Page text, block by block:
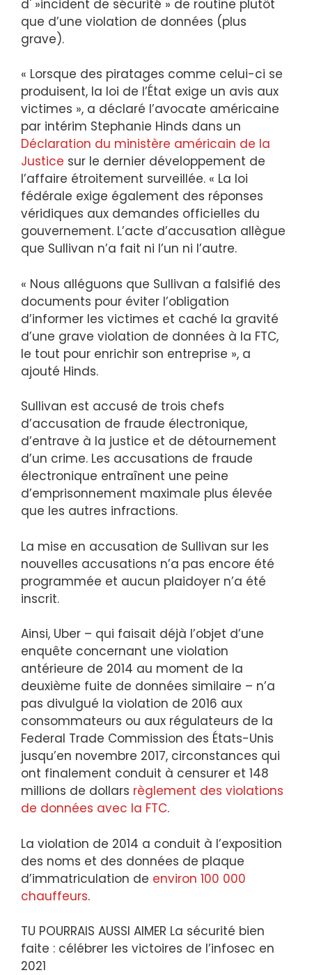
d' »incident de sécurité » de routine plutôt
que d’une violation de données (plus
grave).
« Lorsque des piratages comme celui-ci se
produisent, la loi de l’État exige un avis aux
victimes », a déclaré l’avocate américaine
par intérim Stephanie Hinds dans un
Déclaration du ministère américain de la
Justice sur le dernier développement de
l’affaire étroitement surveillée. « La loi
fédérale exige également des réponses
véridiques aux demandes officielles du
gouvernement. L’acte d’accusation allègue
que Sullivan n’a fait ni l’un ni l’autre.
« Nous alléguons que Sullivan a falsifié des
documents pour éviter l’obligation
d’informer les victimes et caché la gravité
d’une grave violation de données à la FTC,
le tout pour enrichir son entreprise », a
ajouté Hinds.
Sullivan est accusé de trois chefs
d’accusation de fraude électronique,
d’entrave à la justice et de détournement
d’un crime. Les accusations de fraude
électronique entraînent une peine
d’emprisonnement maximale plus élevée
que les autres infractions.
La mise en accusation de Sullivan sur les
nouvelles accusations n’a pas encore été
programmée et aucun plaidoyer n’a été
inscrit.
Ainsi, Uber – qui faisait déjà l’objet d’une
enquête concernant une violation
antérieure de 2014 au moment de la
deuxième fuite de données similaire – n’a
pas divulgué la violation de 2016 aux
consommateurs ou aux régulateurs de la
Federal Trade Commission des États-Unis
jusqu’en novembre 2017, circonstances qui
ont finalement conduit à censurer et 148
millions de dollars règlement des violations
de données avec la FTC.
La violation de 2014 a conduit à l’exposition
des noms et des données de plaque
d’immatriculation de environ 100 000
chauffeurs.
TU POURRAIS AUSSI AIMER La sécurité bien
faite : célébrer les victoires de l’infosec en
2021